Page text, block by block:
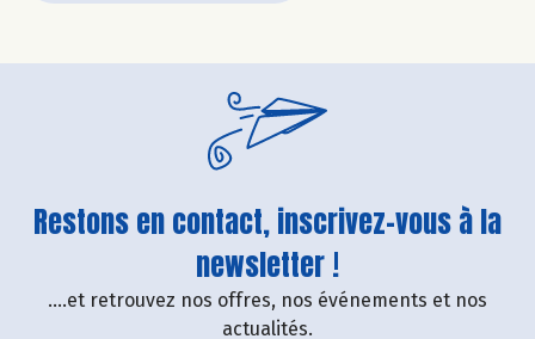
Restons en contact, inscrivez-vous à la
newsletter !
....et retrouvez nos offres, nos événements et nos
actualités.